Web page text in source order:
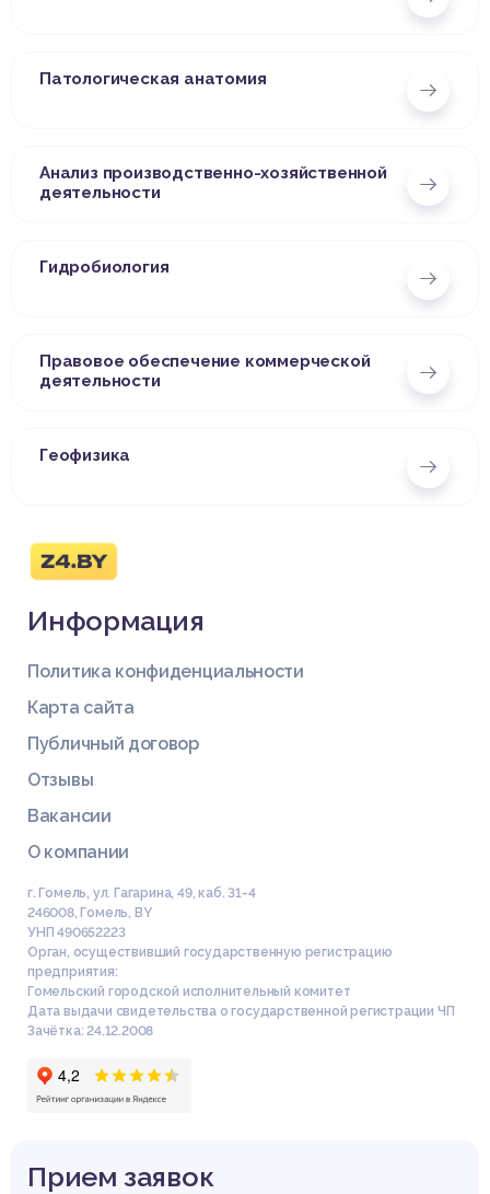
Патологическая анатомия
Анализ производственно-хозяйственной
деятельности
Гидробиология
Правовое обеспечение коммерческой
деятельности
Геофизика
Информация
Политика конфиденциальности
Карта сайта
Публичный договор
Отзывы
Вакансии
О компании
г. Гомель, ул. Гагарина, 49, каб. 31-4
246008,Гомель BY
УНП 490652223
Орган, осуществивший государственную регистрацию
предприятия:
Гомельский городской исполнительный комитет
Дата выдачи свидетельства о государственной регистрации ЧП
Зачётка: 24.12.2008
Прием заявок